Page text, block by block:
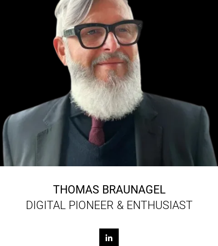
THOMAS BRAUNAGEL
DIGITAL PIONEER & ENTHUSIAST